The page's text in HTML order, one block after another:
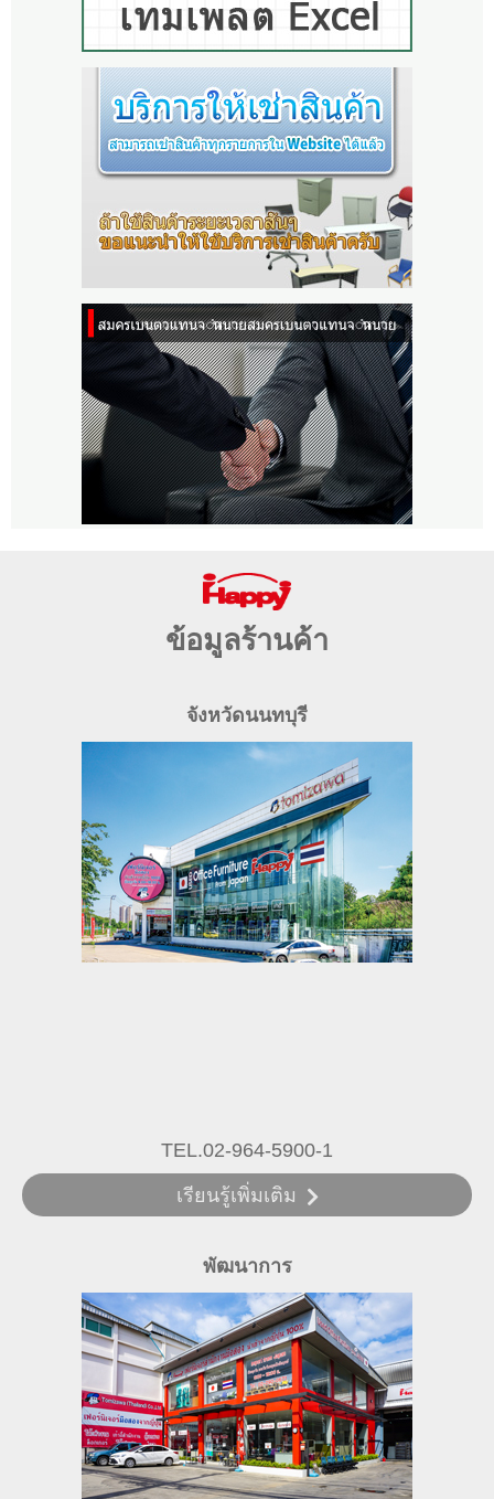
ข้อมูลร้านค้า
จังหวัดนนทบุรี
TEL.02-964-5900-1
เรียนรู้เพิ่มเติม
พัฒนาการ